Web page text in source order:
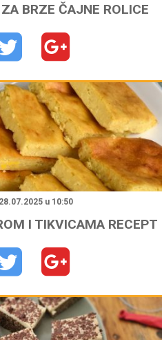
BRZE ČAJNE ROLICE
"
u 10:50
I TIKVICAMA RECEPT